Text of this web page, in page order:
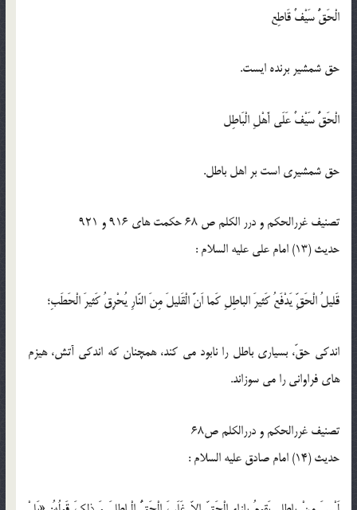
الْحَقُّ سَيْفٌ قَاطِع‏
حق شمشیر برنده ایست.
الْحَقُّ سَيْفٌ عَلَى أَهْلِ الْبَاطِل‏
حق شمشیری است بر اهل باطل.
تصنیف غررالحکم و درر الکلم ص 68 حکمت های 916 و 921
حدیث (13) امام على عليه السلام :
قَليلُ الْحَقِّ يَدْفَعُ كَثيرَ الباطِلِ كَما اَنَّ الْقَليلَ مِنَ النّارِ يُحْرِقُ كَثيرَ الْحَطَبِ؛
اندكى حقّ، بسيارى باطل را نابود مى كند، همچنان كه اندكى آتش، هيزم
هاى فراوانى را مى سوزاند.
تصنیف غررالحکم و دررالکلم ص68
حدیث (14) امام صادق عليه السلام :